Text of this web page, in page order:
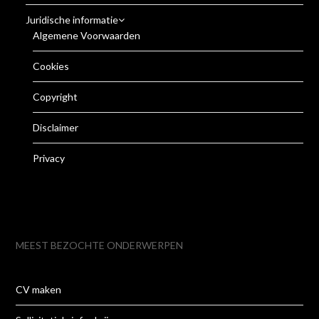
Juridische informatie
Algemene Voorwaarden
Cookies
Copyright
Disclaimer
Privacy
MEEST BEZOCHTE ONDERWERPEN
CV maken